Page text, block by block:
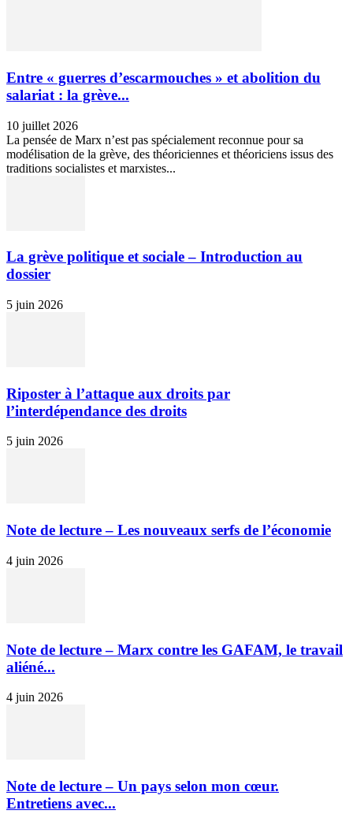
Entre « guerres d’escarmouches » et abolition du
salariat : la grève...
10 juillet 2026
La pensée de Marx n’est pas spécialement reconnue pour sa
modélisation de la grève, des théoriciennes et théoriciens issus des
traditions socialistes et marxistes...
La grève politique et sociale – Introduction au
dossier
5 juin 2026
Riposter à l’attaque aux droits par
l’interdépendance des droits
5 juin 2026
Note de lecture – Les nouveaux serfs de l’économie
4 juin 2026
Note de lecture – Marx contre les GAFAM, le travail
aliéné...
4 juin 2026
Note de lecture – Un pays selon mon cœur.
Entretiens avec...